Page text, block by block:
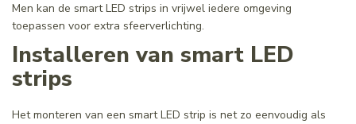
Men kan de smart LED strips in vrijwel iedere omgeving
toepassen voor extra sfeerverlichting.
Installeren van smart LED
strips
Het monteren van een smart LED strip is net zo eenvoudig als